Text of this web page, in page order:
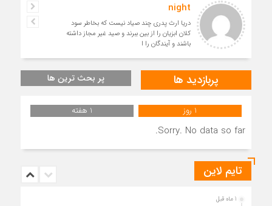
night
دریا ارث پدری چند صیاد نیست که بخاطر سود
کلان ابزیان را از بین ببرند و صید غیر مجاز داشته
باشند و آیندگان را ا
پربازدید ها پر بحث ترین ها
1 روز 1 هفته
Sorry. No data so far.
تایم لاین
1 ماه قبل